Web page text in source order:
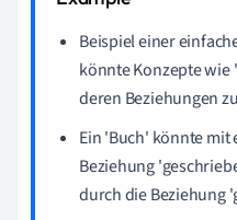
Beispiel einer
könnte Konzepte
deren Beziehungen
Ein 'Buch' könnte
Beziehung
durch die Beziehung